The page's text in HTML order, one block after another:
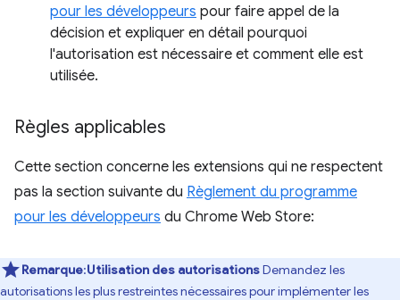
pour les développeurs pour faire appel de la
décision et expliquer en détail pourquoi
l'autorisation est nécessaire et comment elle est
utilisée.
Règles applicables
Cette section concerne les extensions qui ne respectent
pas la section suivante du Règlement du programme
pour les développeurs du Chrome Web Store:
Remarque:Utilisation des autorisationsDemandez les
autorisations les plus restreintes nécessaires pour implémenter les